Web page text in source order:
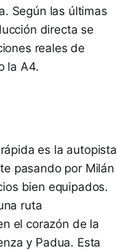
Según las últimas
directa se
reales de
la A4.
es la autopista
pasando por Milán
bien equipados.
ruta
el corazón de la
y Padua. Esta